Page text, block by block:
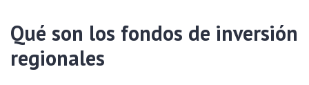
Qué son los fondos de inversión
regionales